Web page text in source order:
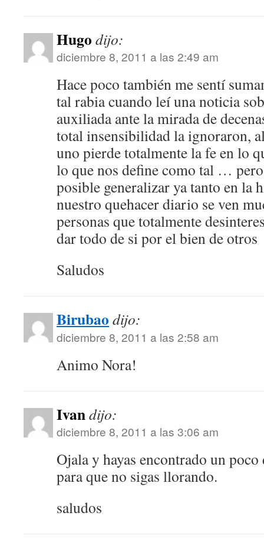
Hugo dijo:
diciembre 8, 2011 a las 2:49 am
Hace poco también me sentí
tal rabia cuando leí una noticia
auxiliada ante la mirada de
total insensibilidad la ignoraron,
uno pierde totalmente la fe en lo
lo que nos define como tal …
posible generalizar ya tanto en la
nuestro quehacer diario se ven
personas que totalmente
dar todo de si por el bien de otros
Saludos
Birubao dijo:
diciembre 8, 2011 a las 2:58 am
Animo Nora!
Ivandijo:
diciembre 8, 2011 a las 3:06 am
Ojala y hayas encontrado un
para que no sigas llorando.
saludos